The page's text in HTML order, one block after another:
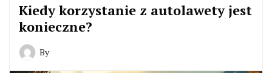
Kiedy korzystanie z autolawety jest
konieczne?
By